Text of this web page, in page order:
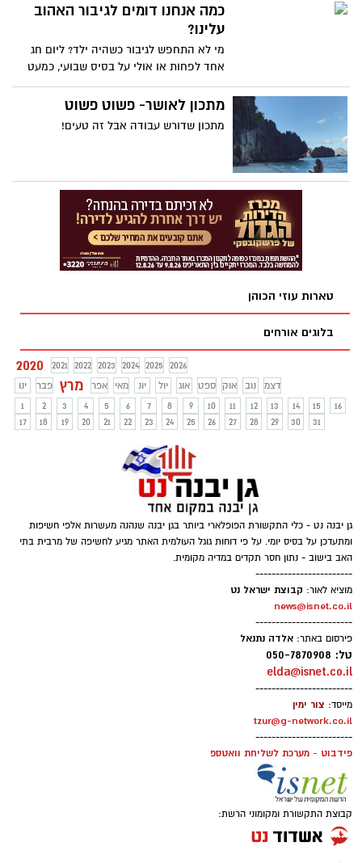
כנשק ביולוגי, וזלג בטעות אל מחוץ למעבדה
וכך גרם להדבקה המונית.
כמה אנחנו דומים לגיבור האהוב
עלינו?
מי לא התחפש לגיבור כשהיה ילד? ליום חג
אחד לפחות או אולי על בסיס שבועי, כמעט
כולם מכירים את התחושה המרוממת שמגיעה
כשאנו מדמיינים לנו כוחות מיוחדים. האם מדי
הפשוט של חיינו?
מתכון לאושר- פשוט פשוט
מתכון שדורש עבודה אבל זה טעים!
טארות עוזי הכוהן
בלוגים אורחים
2020 2021 2022 2023 2024 2025
2026
ינו
פבר מרץ אפר מאי יונ יול אוג ספט אוק נוב
דצמ
1
2 3 4 5 6 7 8 9 10 11 12 13 14 15
16
17
18 19 20 21 22 23 24 25 26 27 28 29 30 31
גן יבנה נט - כלי התקשורת הפופלארי ביותר בגן יבנה שנהנה מעשרות אלפי חשיפות
ומתעדכן על בסיס יומי. על פי דוחות גוגל העולמית האתר מגיע לחשיפה של מרבית בתי
האב בישוב - נתון חסר תקדים במדיה מקומית.
------------------------
מוציא לאור: קבוצת ישראל נט
news@isnet.co.il
------------------------
פירסום באתר: אלדה נתנאל
טל: 050-7870908
elda@isnet.co.il
------------------------
מייסד: צור ימין
tzur@g-network.co.il
------------------------
פידבוט - מערכת לשליחת וואטספ
קבוצת התקשורת ומקומוני הרשת: